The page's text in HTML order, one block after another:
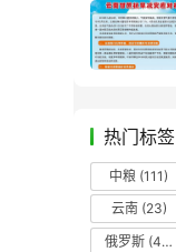
热门标签
中粮 (111)
云南(23)
俄罗斯 (43)